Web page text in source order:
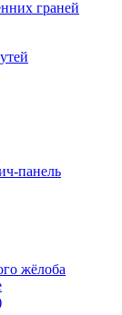
граней
панель
жёлоба